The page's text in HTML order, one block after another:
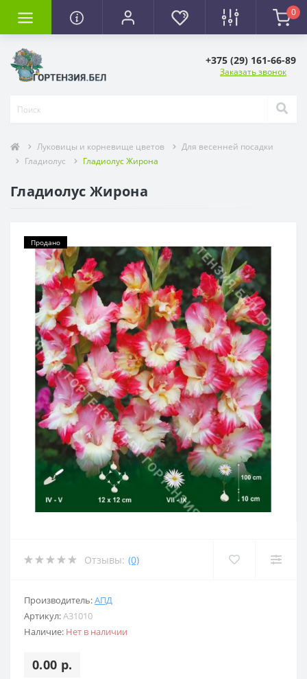
0
+375 (29) 161-66-89
Заказать звонок
Луковицы и корневище цветов
Для весенней посадки
Гладиолус
Гладиолус Жирона
Гладиолус Жирона
Продано
Отзывы: (0)
Производитель:АПД
Артикул:A31010
Наличие: Нет в наличии
0.00 р.